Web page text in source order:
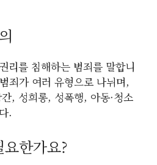
리를 침해하는 범죄를 말합니
죄가 여러 유형으로 나뉘며,
, 성희롱, 성폭행, 아동·청소
.
한가요?